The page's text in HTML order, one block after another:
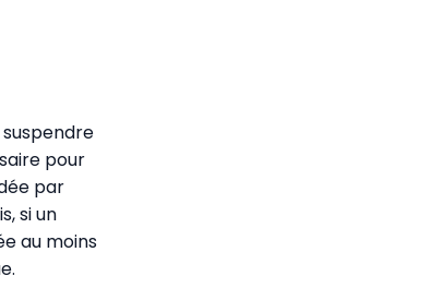
pour
par
si un
au moins